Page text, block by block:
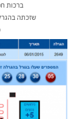
ברכות
שזכתה בהגרלת